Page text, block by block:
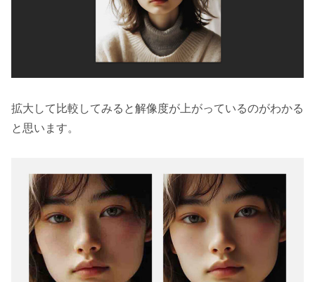
拡大して比較してみると解像度が上がっているのがわかる
と思います。